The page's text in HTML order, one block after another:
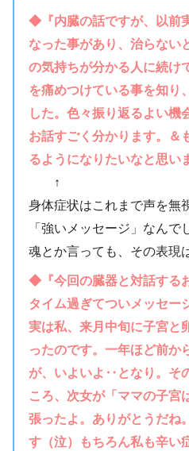
◆『内臓の話ですが、以前
なった事があり、治らない
の気持ちが分かる人に続け
を痛めつけている事を知り
した。色々振り返るよい機
お話すごく分かります。＆
るようになりたいなと思い
↑
身体症状はこれまで声を無
「強いメッセージ」なん
魂とか言っても、その表現
◆『今回の臓器と対話する
タイム過ぎてついメッセー
実は私、来月中旬に子宮と
ったのです。一年ほど前か
が、いよいよ‥となり。そ
ころ、次女が「ママの子宮
張ったよ。ありがとうだね
す（泣）もちろん私も辛い